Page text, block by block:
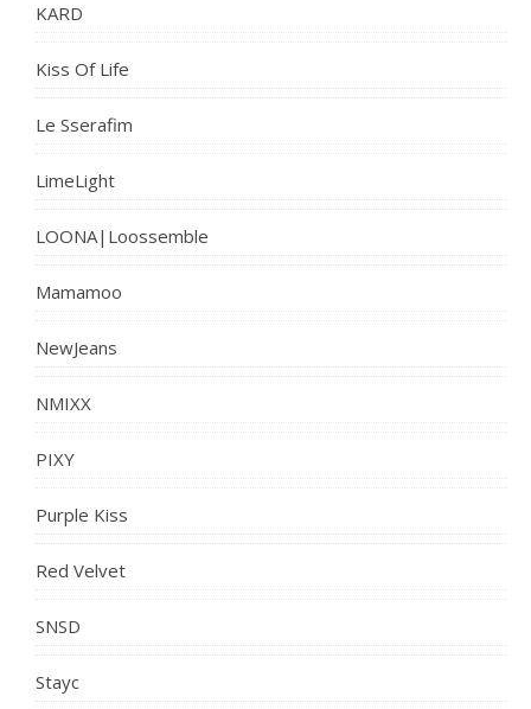
KARD
Kiss Of Life
Le Sserafim
LimeLight
LOONA|Loossemble
Mamamoo
NewJeans
NMIXX
PIXY
Purple Kiss
Red Velvet
SNSD
Stayc